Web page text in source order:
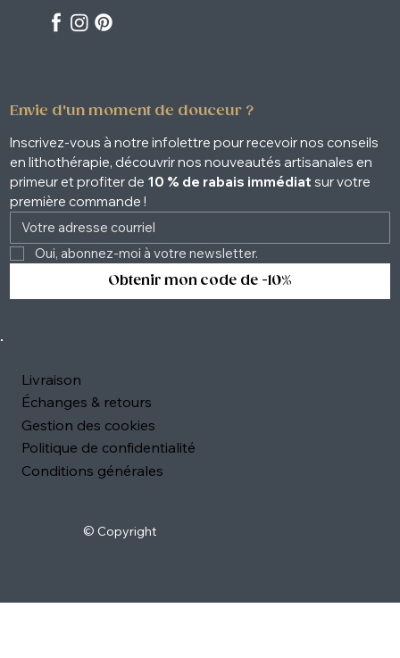
Envie d'un moment de douceur ?
Inscrivez-vous à notre infolettre pour recevoir nos conseils
en lithothérapie, découvrir nos nouveautés artisanales en
primeur et profiter de 10 % de rabais immédiat sur votre
première commande !
Obtenir mon code de -10%
Échanges & retours
Livraison
Conditions générales
Politique de confidentialité
Gestion des cookies
© Copyright